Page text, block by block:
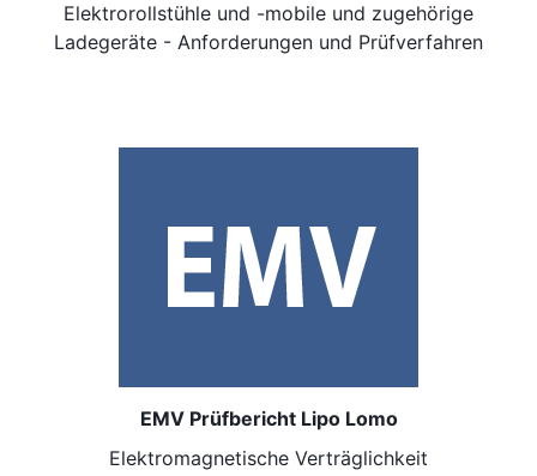
Elektrorollstühle und -mobile und zugehörige
Ladegeräte - Anforderungen und Prüfverfahren
EMV Prüfbericht Lipo Lomo
Elektromagnetische Verträglichkeit